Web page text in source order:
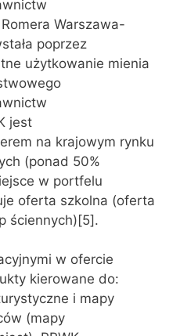
Warszawa-
poprzez
użytkowanie mienia
jest
na krajowym rynku
(ponad 50%
w portfelu
oferta szkolna (oferta
ściennych)[5].
w ofercie
kierowane do:
i mapy
(mapy